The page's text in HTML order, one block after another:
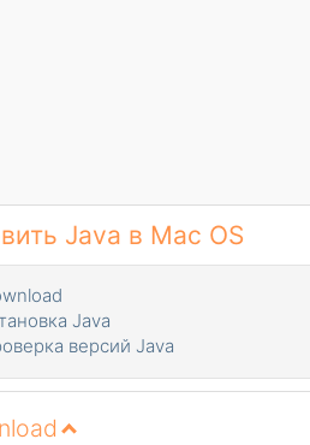
Java в Mac OS
Java
версий Java